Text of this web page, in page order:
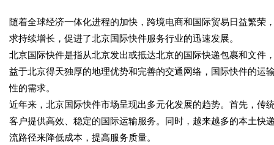
随着全球经济一体化进程的加快，跨境电商和国际贸易日益繁
求持续增长，促进了北京国际快件服务行业的迅速发展。
北京国际快件是指从北京发出或抵达北京的国际快递包裹和文件
益于北京得天独厚的地理优势和完善的交通网络，国际快件的运
性的需求。
近年来，北京国际快件市场呈现出多元化发展的趋势。首先，传
客户提供高效、稳定的国际运输服务。同时，越来越多的本土快
流路径来降低成本，提高服务质量。